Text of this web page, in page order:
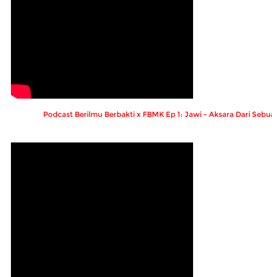
Podcast Berilmu Berbakti x FBMK Ep 1: Jawi - Aksara Dari